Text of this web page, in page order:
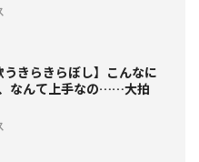
うきらきらぼし】こんなに
なんて上手なの……大拍